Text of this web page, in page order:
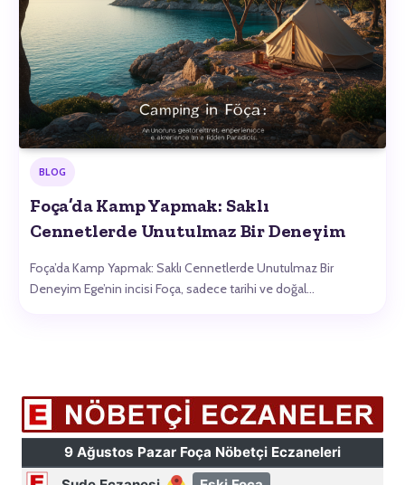
BLOG
Foça’da Kamp Yapmak: Saklı
Cennetlerde Unutulmaz Bir Deneyim
Foça’da Kamp Yapmak: Saklı Cennetlerde Unutulmaz Bir
Deneyim Ege’nin incisi Foça, sadece tarihi ve doğal…